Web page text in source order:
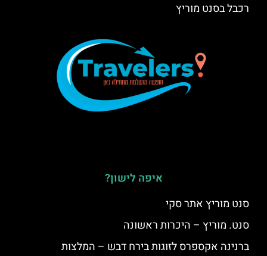
רכבל בסנט מוריץ
איפה לישון?
סנט מוריץ אתר סקי
סנט. מוריץ – היכרות ראשונה
ברנינה אקספרס לזוגות בירח דבש – המלצות